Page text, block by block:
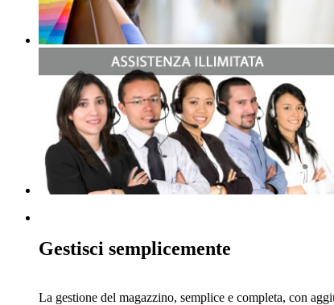
Gestisci semplicemente
La gestione del magazzino, semplice e completa, con